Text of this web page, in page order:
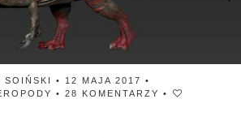
SOIŃSKI
• 12 MAJA 2017 •
• 28 KOMENTARZY •